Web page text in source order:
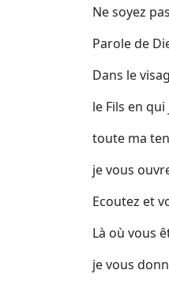
Ne soyez
Parole de
Dans le
le Fils en
toute ma
je vous
Ecoutez et
Là où vous
je vous